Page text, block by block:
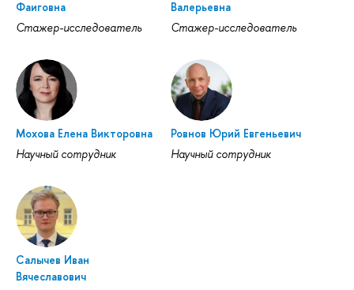
Фаиговна
Стажер-исследователь
Валерьевна
Стажер-исследователь
Мохова Елена Викторовна
Научный сотрудник
Ровнов Юрий Евгеньевич
Научный сотрудник
Салычев Иван
Вячеславович